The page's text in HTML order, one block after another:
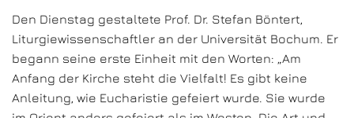
Den Dienstag gestaltete Prof. Dr. Stefan Böntert,
Liturgiewissenschaftler an der Universität Bochum. Er
begann seine erste Einheit mit den Worten: „Am
Anfang der Kirche steht die Vielfalt! Es gibt keine
Anleitung, wie Eucharistie gefeiert wurde. Sie wurde